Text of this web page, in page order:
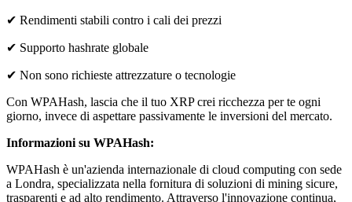
✔ Rendimenti stabili contro i cali dei prezzi
✔ Supporto hashrate globale
✔ Non sono richieste attrezzature o tecnologie
Con WPAHash, lascia che il tuo XRP crei ricchezza per te ogni
giorno, invece di aspettare passivamente le inversioni del mercato.
Informazioni su WPAHash:
WPAHash è un'azienda internazionale di cloud computing con sede
a Londra, specializzata nella fornitura di soluzioni di mining sicure,
trasparenti e ad alto rendimento. Attraverso l'innovazione continua,